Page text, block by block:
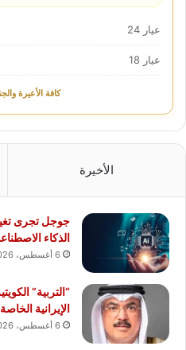
عيار 24
عيار 18
كافة الأعيرة
الأخيرة
جوجل تجرى
الذكاء
6 أغسطس، 2026
“التربية”
الإيرانية
6 أغسطس، 2026